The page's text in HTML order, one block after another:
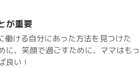
が重要
働ける自分にあった方法を見つけた
に、笑顔で過ごすために、ママはもっ
良い！